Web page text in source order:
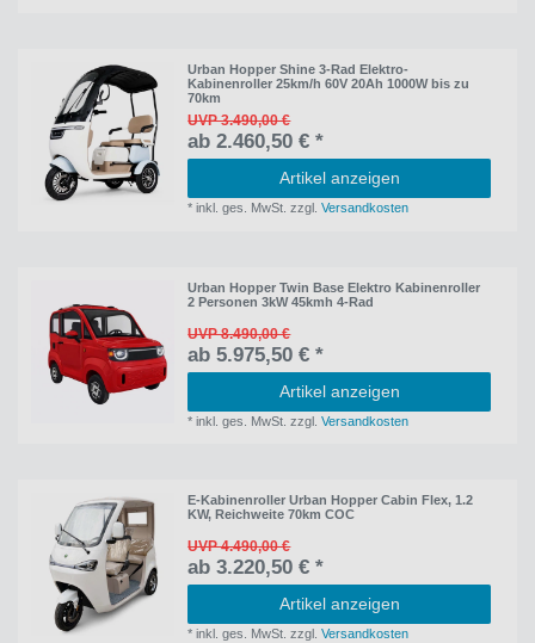
Urban Hopper Shine 3-Rad Elektro-
Kabinenroller 25km/h 60V 20Ah 1000W bis zu
70km
UVP 3.490,00 €
ab 2.460,50 € *
Artikel anzeigen
*inkl. ges. MwSt. zzgl.Versandkosten
Urban Hopper Twin Base Elektro Kabinenroller
2 Personen 3kW 45kmh 4-Rad
UVP 8.490,00 €
ab 5.975,50 € *
Artikel anzeigen
*inkl. ges. MwSt. zzgl.Versandkosten
E-Kabinenroller Urban Hopper Cabin Flex, 1.2
KW, Reichweite 70km COC
UVP 4.490,00 €
ab 3.220,50 € *
Artikel anzeigen
*inkl. ges. MwSt. zzgl.Versandkosten